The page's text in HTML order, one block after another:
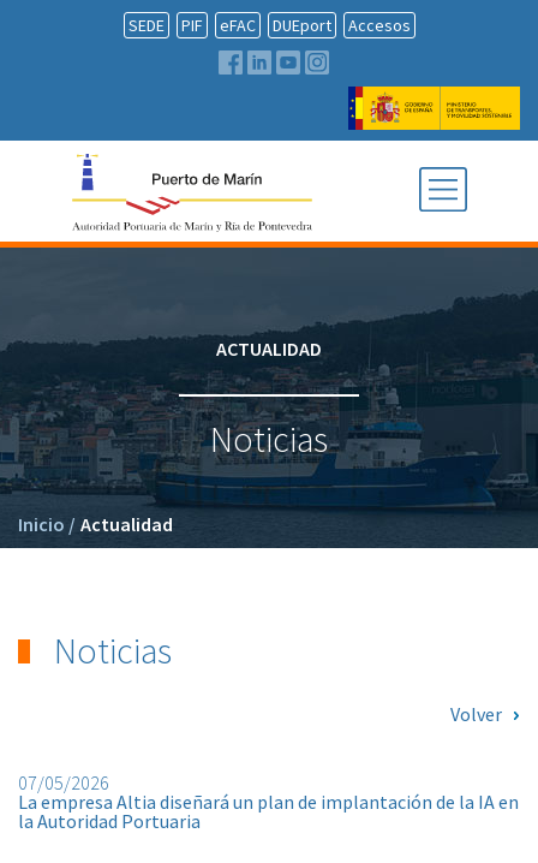
SEDE PIF eFAC DUEport Accesos
ACTUALIDAD
Noticias
Inicio / Actualidad
Noticias
Volver
07/05/2026
La empresa Altia diseñará un plan de implantación de la IA en
la Autoridad Portuaria